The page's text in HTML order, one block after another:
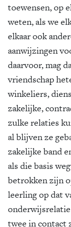
toewensen, op
weten, als we
elkaar ook
aanwijzingen
daarvoor, mag
vriendschap
winkeliers,
zakelijke,
zulke relaties
al blijven ze
zakelijke band
als die basis
betrokken zijn
leerling op dat
twee in contact